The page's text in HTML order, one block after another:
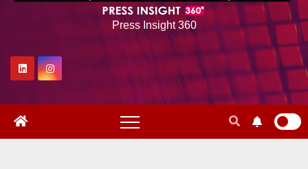
Press Insight 360